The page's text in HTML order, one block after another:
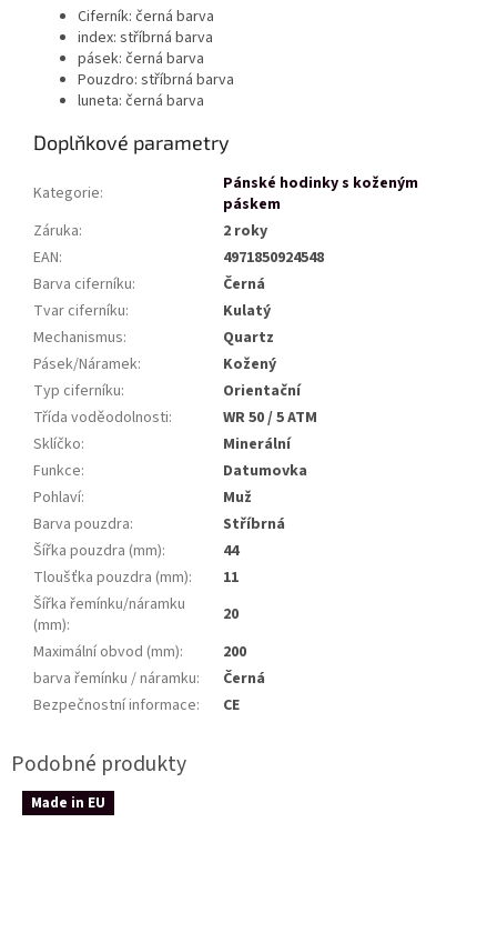
Ciferník: černá barva
index: stříbrná barva
pásek: černá barva
Pouzdro: stříbrná barva
luneta: černá barva
Doplňkové parametry
Kategorie:
Pánské hodinky s koženým
páskem
Záruka:
2 roky
EAN:
4971850924548
Barva ciferníku:
Černá
Tvar ciferníku:
Kulatý
Mechanismus:
Quartz
Pásek/Náramek:
Kožený
Typ ciferníku:
Orientační
Třída voděodolnosti:
WR 50 / 5 ATM
Sklíčko:
Minerální
Funkce:
Datumovka
Pohlaví:
Muž
Barva pouzdra:
Stříbrná
Šířka pouzdra (mm):
44
Tloušťka pouzdra (mm):
11
Šířka řemínku/náramku
(mm):
20
Maximální obvod (mm):
200
barva řemínku / náramku:
Černá
Bezpečnostní informace: CE
Made in EU